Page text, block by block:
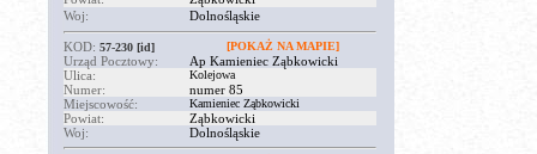
Woj:
Dolnośląskie
KOD: 57-230 [id] [POKAŻ NA MAPIE]
Urząd Pocztowy:
Ap Kamieniec Ząbkowicki
Ulica:
Kolejowa
Numer:
numer 85
Miejscowość:
Kamieniec Ząbkowicki
Powiat:
Ząbkowicki
Woj:
Dolnośląskie